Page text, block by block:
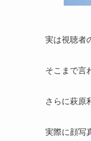
実は視聴者
そこまで言
さらに萩原
実際に顔写